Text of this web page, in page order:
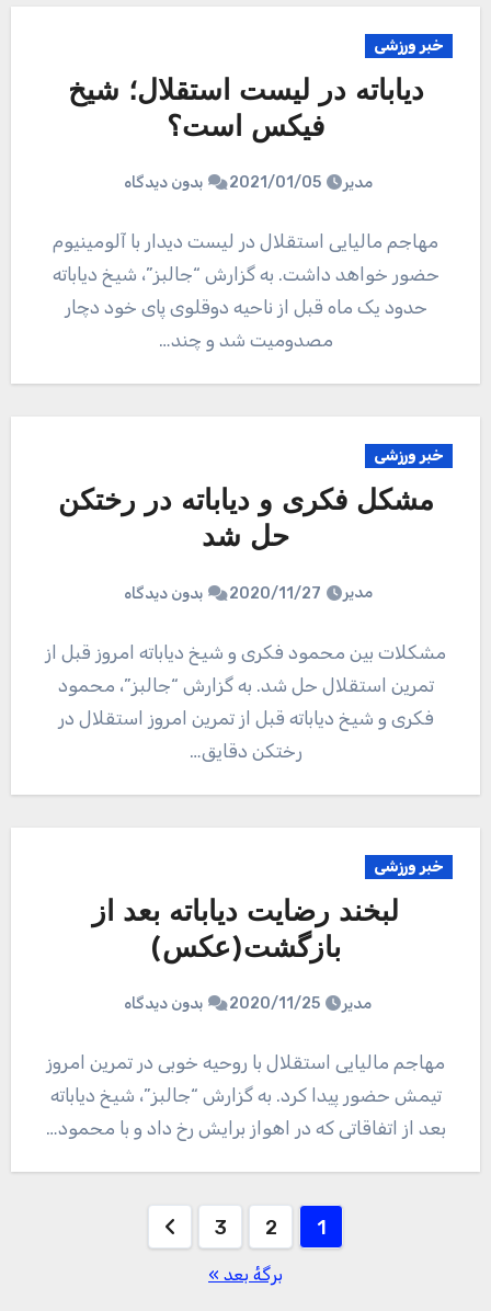
خبر ورزشی
دیاباته در لیست استقلال؛ شیخ
فیکس است؟
مدیر 2021/01/05 بدون دیدگاه
مهاجم مالیایی استقلال در لیست دیدار با آلومینیوم
حضور خواهد داشت. به گزارش “جالبز”، شیخ دیاباته
حدود یک ماه قبل از ناحیه دوقلوی پای خود دچار
مصدومیت شد و چند…
خبر ورزشی
مشکل فکری و دیاباته در رختکن
حل شد
مدیر 2020/11/27 بدون دیدگاه
مشکلات بین محمود فکری و شیخ دیاباته امروز قبل از
تمرین استقلال حل شد. به گزارش “جالبز”، محمود
فکری و شیخ دیاباته قبل از تمرین امروز استقلال در
رختکن دقایق…
خبر ورزشی
لبخند رضایت دیاباته بعد از
بازگشت(عکس)
مدیر 2020/11/25 بدون دیدگاه
مهاجم مالیایی استقلال با روحیه خوبی در تمرین امروز
تیمش حضور پیدا کرد. به گزارش “جالبز”، شیخ دیاباته
بعد از اتفاقاتی که در اهواز برایش رخ داد و با محمود…
1
2
3
برگهٔ بعد »